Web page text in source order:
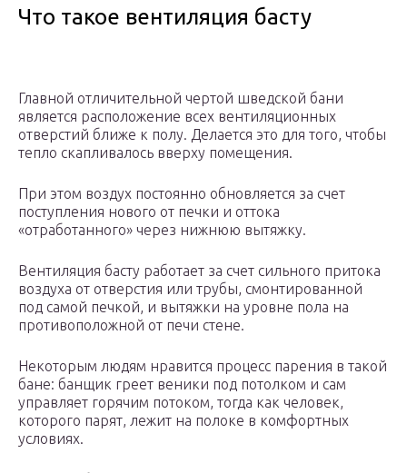
Что такое вентиляция басту
Главной отличительной чертой шведской бани
является расположение всех вентиляционных
отверстий ближе к полу. Делается это для того, чтобы
тепло скапливалось вверху помещения.
При этом воздух постоянно обновляется за счет
поступления нового от печки и оттока
«отработанного» через нижнюю вытяжку.
Вентиляция басту работает за счет сильного притока
воздуха от отверстия или трубы, смонтированной
под самой печкой, и вытяжки на уровне пола на
противоположной от печи стене.
Некоторым людям нравится процесс парения в такой
бане: банщик греет веники под потолком и сам
управляет горячим потоком, тогда как человек,
которого парят, лежит на полоке в комфортных
условиях.